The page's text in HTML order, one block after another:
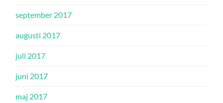
september 2017
augusti 2017
juli 2017
juni 2017
maj 2017